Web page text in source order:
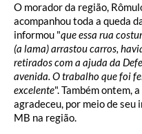
O morador da região,
acompanhou toda a queda
informou "que essa rua
(a lama) arrastou carros,
retirados com a ajuda da
avenida. O trabalho que foi
excelente". Também ontem,
agradeceu, por meio de seu
MB na região.